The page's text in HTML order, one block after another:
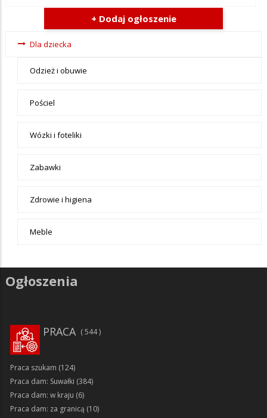
+ Dodaj ogłoszenie
Ogłoszenia
menu-Dla
Dla dziecka
Odzież i obuwie
Pościel
Wózki i foteliki
Zabawki
Zdrowie i higiena
Meble
Ogłoszenia
PRACA 544
Praca szukam (124)
Praca dam: Suwałki (384)
Praca dam: w kraju (6)
Praca dam: za granicą (10)